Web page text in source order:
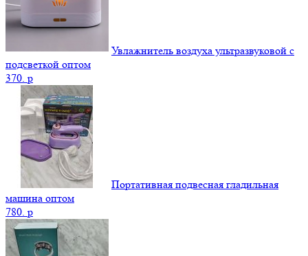
Увлажнитель воздуха ультразвуковой с
подсветкой оптом
370. p
Портативная подвесная гладильная
машина оптом
780. p